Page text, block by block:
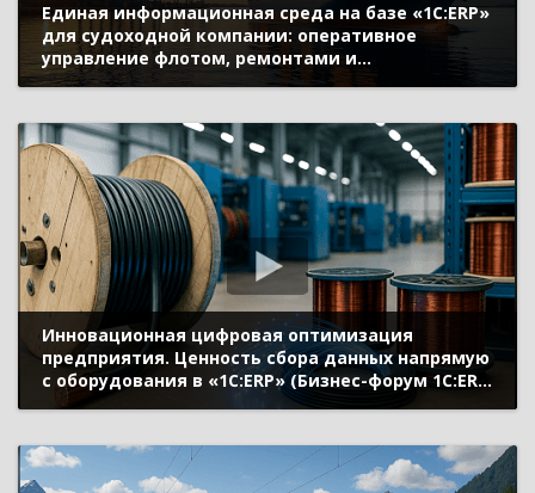
Единая информационная среда на базе «1C:ERP»
для судоходной компании: оперативное
управление флотом, ремонтами и
деятельностью компании (Бизнес-форум 1С:ERP
флот», Вандышев Владимир, АО «ТК «Конвей
Плюс»)
Инновационная цифровая оптимизация
предприятия. Ценность сбора данных напрямую
с оборудования в «1С:ERP» (Бизнес-форум 1С:ERP
28 октября 2022 г., Анисимов Ян,